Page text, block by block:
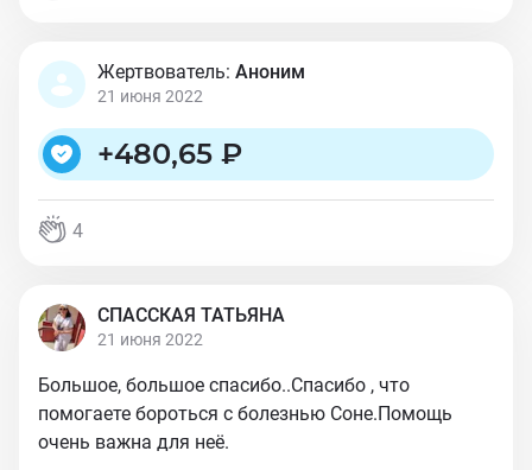
Жертвователь: Аноним
21 июня 2022
+480,65 ₽
4
СПАССКАЯ ТАТЬЯНА
21 июня 2022
Большое, большое спасибо..Спасибо , что
помогаете бороться с болезнью Соне.Помощь
очень важна для неё.